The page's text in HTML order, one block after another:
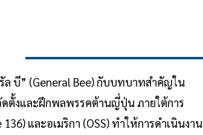
ล บี” (General Bee) กับบทบาทสำคัญใน
ดตั้งและฝึกพลพรรคต้านญี่ปุ่น ภายใต้การ
และอเมริกา (OSS) ทำให้การดำเนินงาน